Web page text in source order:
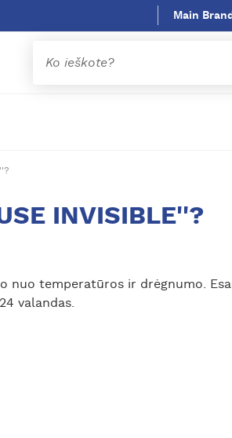
Main
INVISIBLE''?
nuo temperatūros ir drėgnumo.
valandas.